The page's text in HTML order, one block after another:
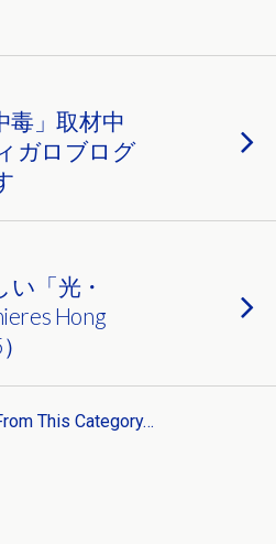
毒」取材中
ガロブログ
「光・
Hong
This Category…